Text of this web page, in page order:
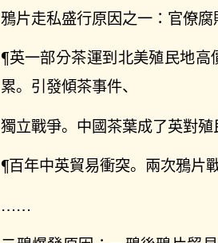
鴉片走私盛行原因之一：官僚腐
¶英一部分茶運到北美殖民地
累。引發傾茶事件、
獨立戰爭。中國茶葉成了英對
¶百年中英貿易衝突。兩次鴉片
……